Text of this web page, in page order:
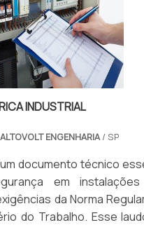
INDUSTRIAL
ALTOVOLT ENGENHARIA/ SP
um documento técnico
em instalações
da Norma
do Trabalho. Esse